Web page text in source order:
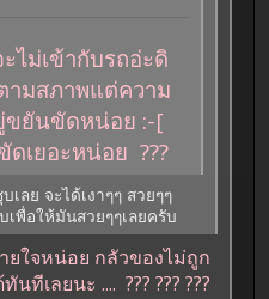
ไม่เข้ากับรถอ่ะดิ
ามสภาพแต่ความ
ขยันขัดหน่อย :-[
เยอะหน่อย ???
เลย จะได้เงาๆๆ สวยๆๆ
เพื่อให้มันสวยๆๆเลยครับ
ใจหน่อย กลัวของไม่ถูก
ทีเลยนะ .... ??? ??? ???